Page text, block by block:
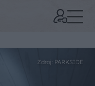
Zdroj: PARKSIDE